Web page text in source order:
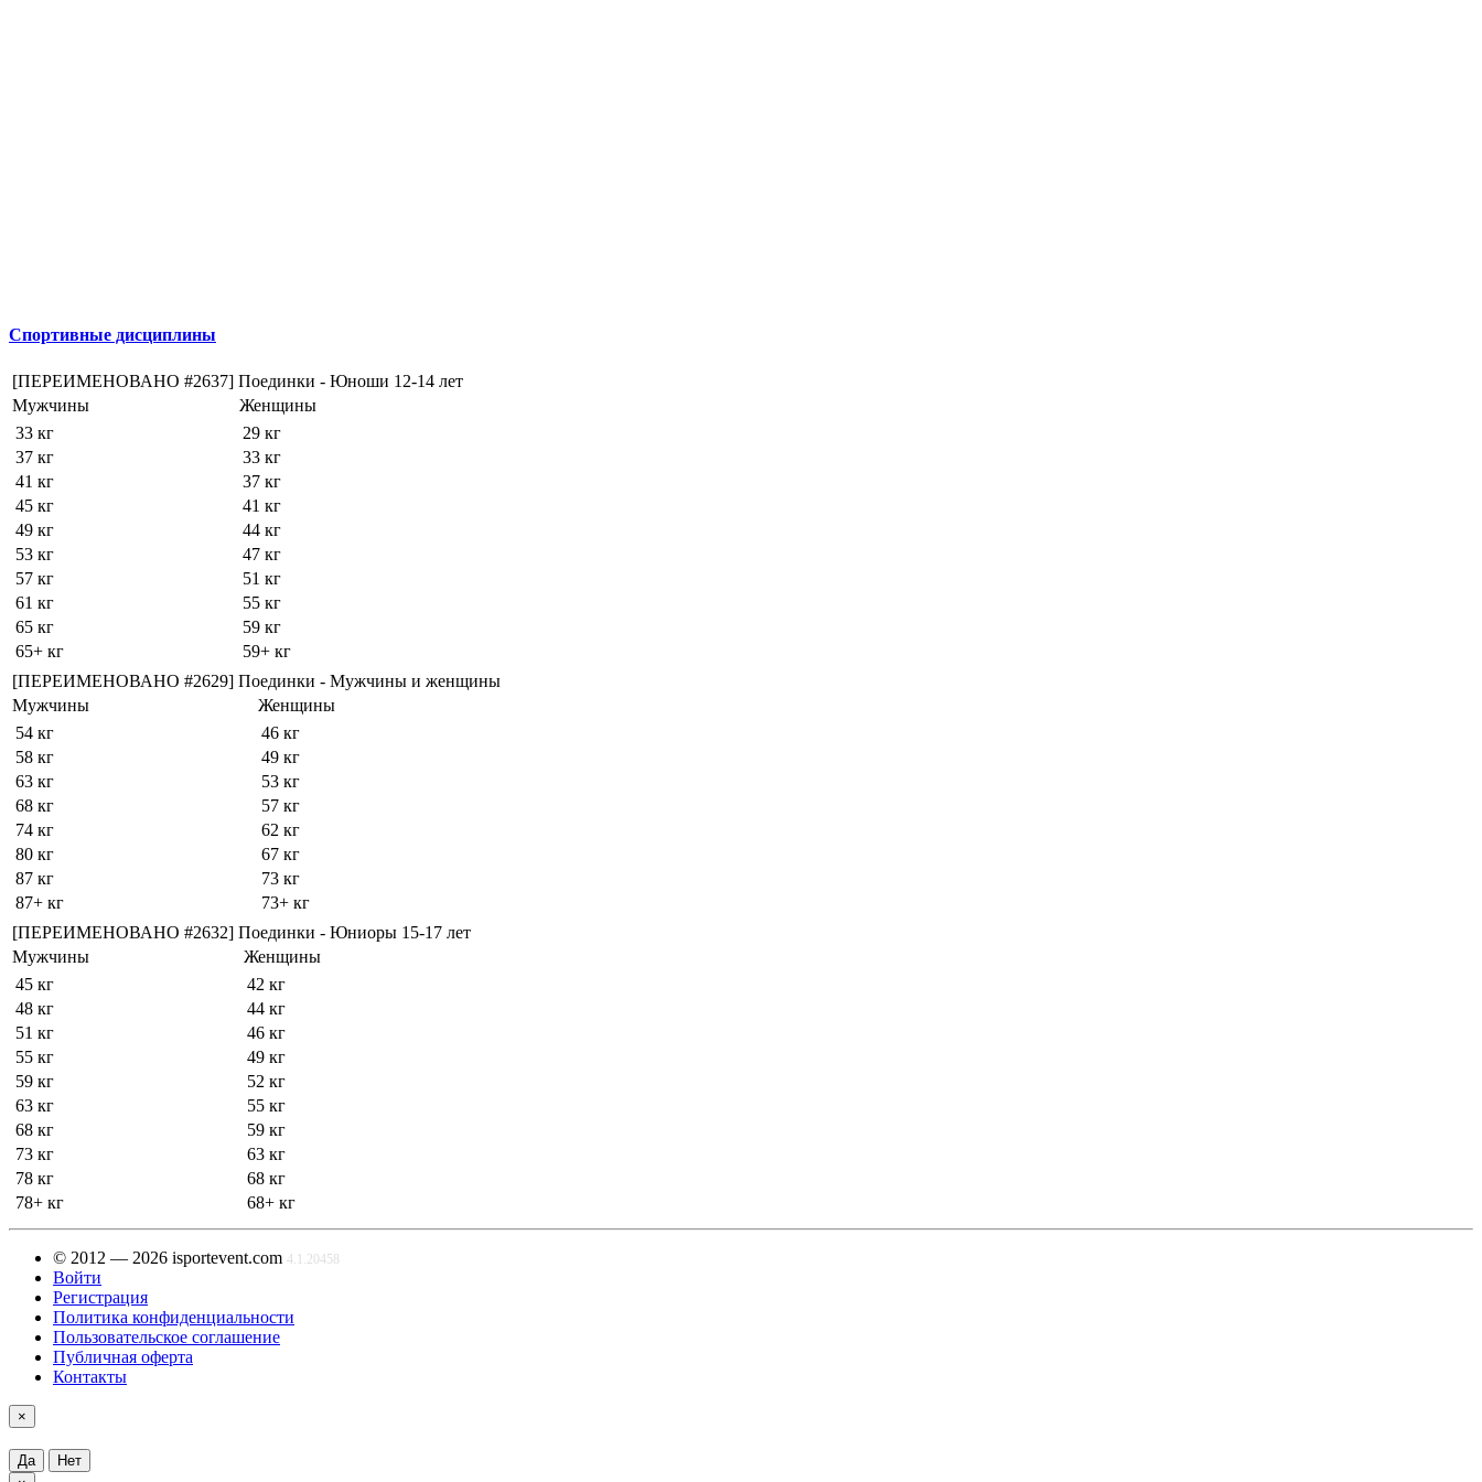
Спортивные дисциплины
[ПЕРЕИМЕНОВАНО #2637] Поединки - Юноши 12-14 лет
Мужчины
Женщины
33 кг
37 кг
41 кг
45 кг
49 кг
53 кг
57 кг
61 кг
65 кг
65+ кг
29 кг
33 кг
37 кг
41 кг
44 кг
47 кг
51 кг
55 кг
59 кг
59+ кг
[ПЕРЕИМЕНОВАНО #2629] Поединки - Мужчины и женщины
Мужчины
Женщины
54 кг
58 кг
63 кг
68 кг
74 кг
80 кг
87 кг
87+ кг
46 кг
49 кг
53 кг
57 кг
62 кг
67 кг
73 кг
73+ кг
[ПЕРЕИМЕНОВАНО #2632] Поединки - Юниоры 15-17 лет
Мужчины
Женщины
45 кг
48 кг
51 кг
55 кг
59 кг
63 кг
68 кг
73 кг
78 кг
78+ кг
42 кг
44 кг
46 кг
49 кг
52 кг
55 кг
59 кг
63 кг
68 кг
68+ кг
© 2012 — 2026 isportevent.com 4.1.20458
Войти
Регистрация
Политика конфиденциальности
Пользовательское соглашение
Публичная оферта
Контакты
×
Да
Нет